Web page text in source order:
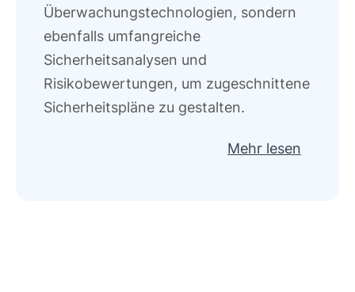
Überwachungstechnologien, sondern
ebenfalls umfangreiche
Sicherheitsanalysen und
Risikobewertungen, um zugeschnittene
Sicherheitspläne zu gestalten.
Mehr lesen